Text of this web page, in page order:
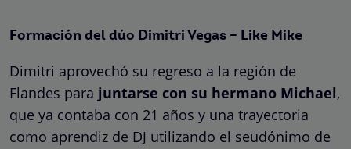
Formación del dúo Dimitri Vegas – Like Mike
Dimitri aprovechó su regreso a la región de
Flandes para juntarse con su hermano Michael,
que ya contaba con 21 años y una trayectoria
como aprendiz de DJ utilizando el seudónimo de